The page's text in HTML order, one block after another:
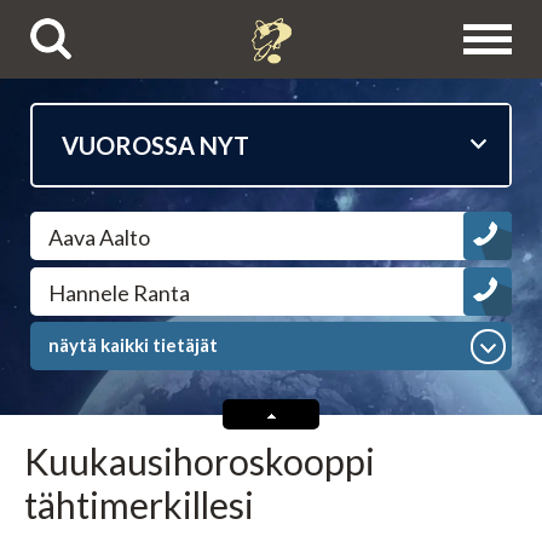
Puhelinpalvelut
Tietäjien esittelyt
Astrologit
Ennustajat
Selvänäkijät
Aava Aalto
Hannele Ranta
näytä kaikki tietäjät
Kuukausihoroskooppi
tähtimerkillesi